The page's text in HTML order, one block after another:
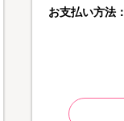
お支払い方法：